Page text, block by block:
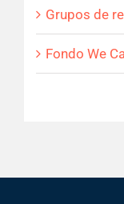
Grupos de
Fondo We